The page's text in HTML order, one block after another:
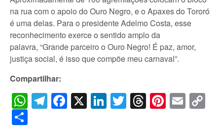
na rua com o apoio do Ouro Negro, e o Apaxes do Tororó
é uma delas. Para o presidente Adelmo Costa, esse
reconhecimento exerce o sentido amplo da
palavra, “Grande parceiro o Ouro Negro! É paz, amor,
justiça social, é isso que compõe meu carnaval”.
Compartilhar:
WhatsApp
Telegram
Facebook
X LinkedIn
Twitter
Threads